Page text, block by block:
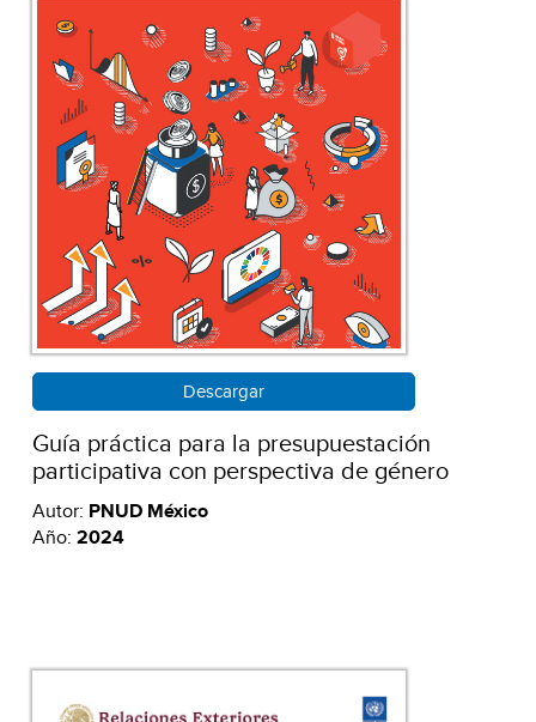
Descargar
Guía práctica para la presupuestación
participativa con perspectiva de género
Autor: PNUD México
Año: 2024